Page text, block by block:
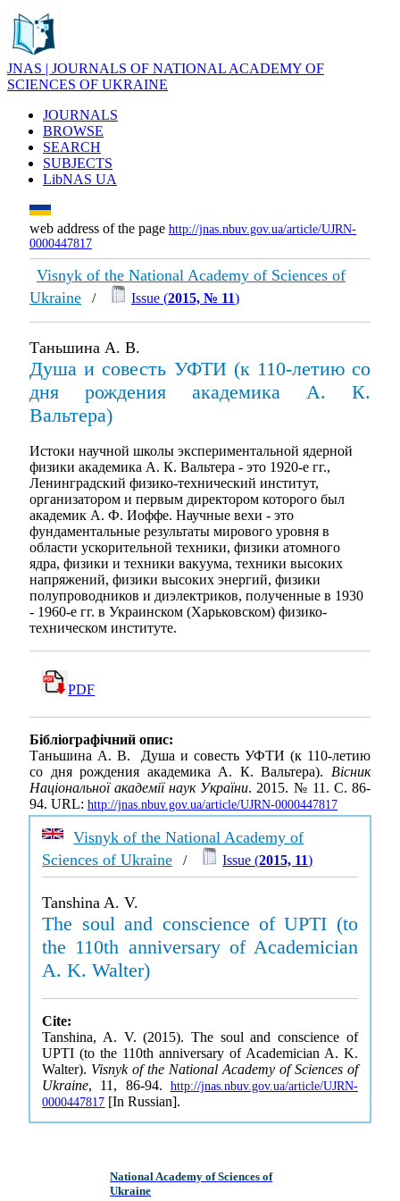
JNAS | JOURNALS OF NATIONAL ACADEMY OF
SCIENCES OF UKRAINE
JOURNALS
BROWSE
SEARCH
SUBJECTS
LibNAS UA
web address of the page http://jnas.nbuv.gov.ua/article/UJRN-
0000447817
Visnyk of the National Academy of Sciences of
Ukraine / Issue (2015, № 11)
Таньшина А. В.
Душа и совесть УФТИ (к 110-летию со
дня рождения академика А. К.
Вальтера)
Истоки научной школы экспериментальной ядерной
физики академика А. К. Вальтера - это 1920-е гг.,
Ленинградский физико-технический институт,
организатором и первым директором которого был
академик А. Ф. Иоффе. Научные вехи - это
фундаментальные результаты мирового уровня в
области ускорительной техники, физики атомного
ядра, физики и техники вакуума, техники высоких
напряжений, физики высоких энергий, физики
полупроводников и диэлектриков, полученные в 1930
- 1960-е гг. в Украинском (Харьковском) физико-
техническом институте.
PDF
Бібліографічний опис:
Таньшина А. В. Душа и совесть УФТИ (к 110-летию
со дня рождения академика А. К. Вальтера). Вісник
Національної академії наук України. 2015. № 11. С. 86-
94. URL: http://jnas.nbuv.gov.ua/article/UJRN-0000447817
Visnyk of the National Academy of
Sciences of Ukraine / Issue (2015, 11)
Tanshina A. V.
The soul and conscience of UPTI (to
the 110th anniversary of Academician
A. K. Walter)
Cite:
Tanshina, A. V. (2015). The soul and conscience of
UPTI (to the 110th anniversary of Academician A. K.
Walter). Visnyk of the National Academy of Sciences of
Ukraine, 11, 86-94. http://jnas.nbuv.gov.ua/article/UJRN-
0000447817 [In Russian].
National Academy of Sciences of
Ukraine